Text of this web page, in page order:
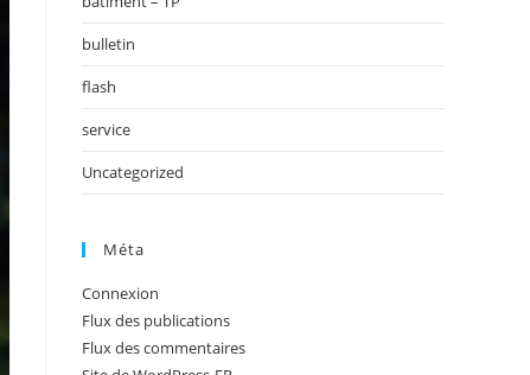
bulletin
flash
service
Uncategorized
Méta
Connexion
Flux des publications
Flux des commentaires